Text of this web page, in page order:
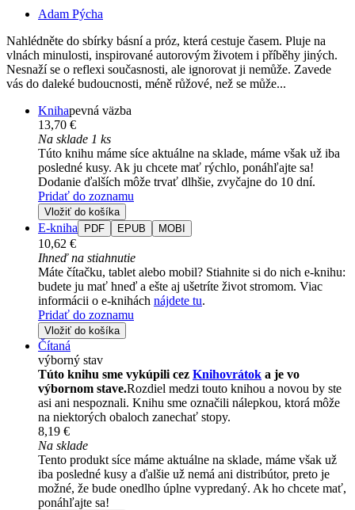
Adam Pýcha
Nahlédněte do sbírky básní a próz, která cestuje časem. Pluje na
vlnách minulosti, inspirované autorovým životem i příběhy jiných.
Nesnaží se o reflexi současnosti, ale ignorovat ji nemůže. Zavede
vás do daleké budoucnosti, méně růžové, než se může...
Knihapevná väzba
13,70 €
Na sklade 1 ks
Túto knihu máme síce aktuálne na sklade, máme však už iba
posledné kusy. Ak ju chcete mať rýchlo, ponáhľajte sa!
Dodanie ďalších môže trvať dlhšie, zvyčajne do 10 dní.
Pridať do zoznamu
Vložiť do košíka
E-kniha PDF EPUB MOBI
10,62 €
Ihneď na stiahnutie
Máte čítačku, tablet alebo mobil? Stiahnite si do nich e-knihu:
budete ju mať hneď a ešte aj ušetríte život stromom. Viac
informácii o e-knihách nájdete tu.
Pridať do zoznamu
Vložiť do košíka
Čítaná
výborný stav
Túto knihu sme vykúpili cez Knihovrátok a je vo
výbornom stave.Rozdiel medzi touto knihou a novou by ste
asi ani nespoznali. Knihu sme označili nálepkou, ktorá môže
na niektorých obaloch zanechať stopy.
8,19 €
Na sklade
Tento produkt síce máme aktuálne na sklade, máme však už
iba posledné kusy a ďalšie už nemá ani distribútor, preto je
možné, že bude onedlho úplne vypredaný. Ak ho chcete mať,
ponáhľajte sa!